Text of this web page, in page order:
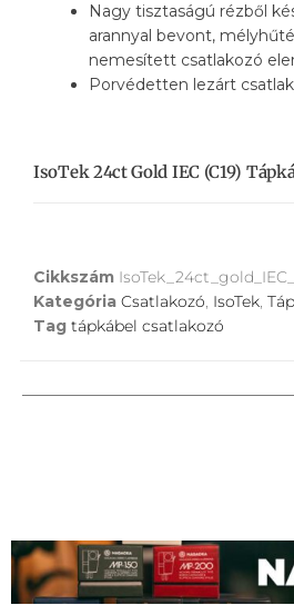
Nagy tisztaságú rézből
arannyal bevont,
nemesített csatlakozó
Porvédetten lezárt
IsoTek 24ct Gold IEC (C19)
Cikkszám
Kategória Csatlakozó, IsoTek,
Tag tápkábel csatlakozó